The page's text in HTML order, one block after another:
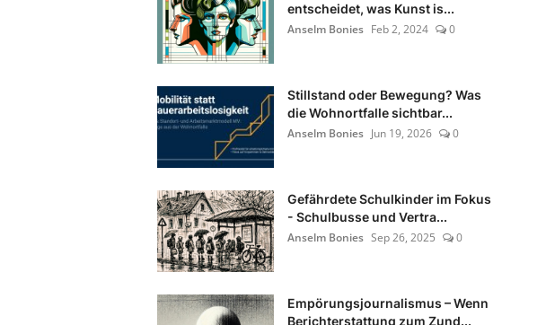
entscheidet, was Kunst is...
Anselm Bonies Feb 2, 2024 0
Stillstand oder Bewegung? Was
die Wohnortfalle sichtbar...
Anselm Bonies Jun 19, 2026 0
Gefährdete Schulkinder im Fokus
- Schulbusse und Vertra...
Anselm Bonies Sep 26, 2025 0
Empörungsjournalismus – Wenn
Berichterstattung zum Zund...